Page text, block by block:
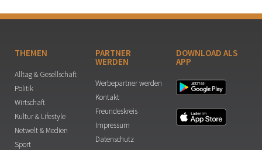
THEMEN
Alltag & Gesellschaft
Politik
Wirtschaft
Kultur & Lifestyle
Netwelt & Medien
Sport
PARTNER
WERDEN
Werbepartner werden
Kontakt
Freundeskreis
Impressum
Datenschutz
DOWNLOAD ALS
APP